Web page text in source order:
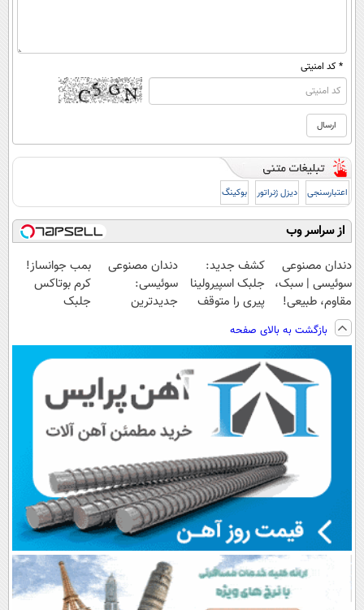
* کد امنیتی
اعتبارسنجی دیزل ژنراتور بوکینگ
از سراسر وب
دندان مصنوعی
سوئیسی | سبک،
مقاوم، طبیعی!
ویزیت
رایگان+پرداخت
اقساطی😍
کشف جدید:
جلبک اسپیرولینا
پیری را متوقف
کند50%تخفیف
دندان مصنوعی
سوئیسی:
جدیدترین
پرداخت قسطی
بمب جوانساز!
کرم بوتاکس
جلبک
بازگشت به بالای صفحه